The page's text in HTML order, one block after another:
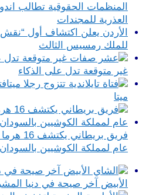
المنظمات الحقوقية تطالب
العذرية للمجندات
الأردن يعلن اكتشاف أول
للملك رمسيس الثالث
غير متوقعة تدل على الذكاء
ميتا
عام لمملكة الكوشيين بالسودان
الأبيض آخر صيحة في دنيا